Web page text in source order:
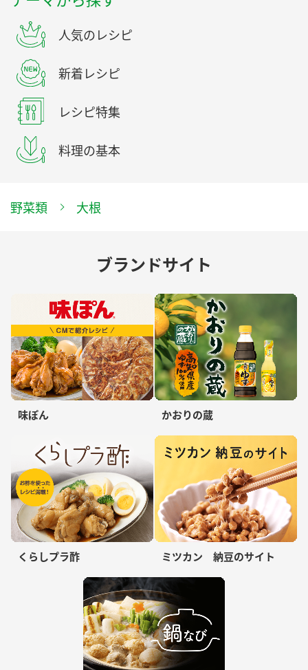
人気のレシピ
新着レシピ
レシピ特集
料理の基本
野菜類 大根
ブランドサイト
味ぽん かおりの蔵
くらしプラ酢 ミツカン 納豆のサイト